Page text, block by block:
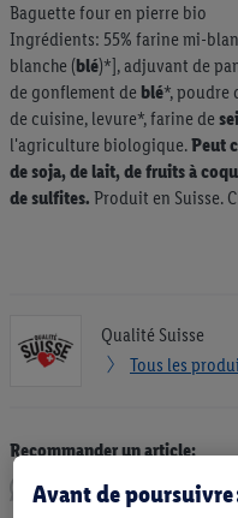
Baguette four en pierre bio
Ingrédients: 55% farine mi-
blanche (blé)*], adjuvant de
de gonflement de blé*, poudre
de cuisine, levure*, farine de
l'agriculture biologique.Peut
de soja, de lait, de fruits à
de sulfites. Produit en Suisse.
Qualité Suisse
Tous les
Recommander un article:
Avant de poursuivre